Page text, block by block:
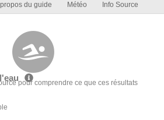
du guide Météo Info Source
pour comprendre ce que ces résultats